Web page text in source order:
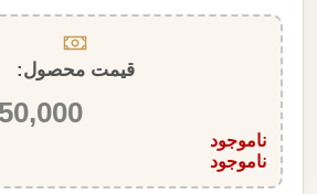
قیمت محصول:​
ناموجود
ناموجود